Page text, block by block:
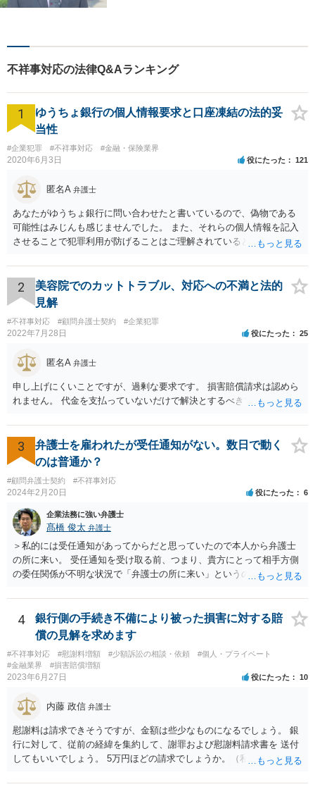
ごとに対応！まずは無料相談
にお越しください。【完全個
室対応】
不祥事対応の法律Q&Aランキング
1
ゆうちょ銀行の個人情報要求と口座凍結の法的妥
当性
#企業犯罪 #不祥事対応 #金融・保険業界
2020年6月3日 役にたった 121
匿名A 弁護士
あなたがゆうちょ銀行に問い合わせたと書いているので、偽物である
可能性はみじんも感じませんでした。 また、それらの個人情報を記入
させることで犯罪利用が防げることはご理解されているとおりです。
士に同意を求めているだけです。 最初の回答では分かりづらかったの
かもしれませんが、質問にわかりやすく答えると「法的に許される」
が答えになります。 補足でアドバイスしておきますと、今私に反論し
てきたその内容をゆうちょ銀行にぶつければいいとおもいます。 もっ
とも、ぶつけられたゆうちょ銀行があなたと契約するかは法律上ゆう
ちょ銀行の自由です。
2
美容院でのカットトラブル、対応への不満と法的
見解
#不祥事対応 #顧問弁護士契約 #企業犯罪
2022年7月28日 役にたった 25
匿名A 弁護士
申し上げにくいことですが、過剰な要求です。 損害賠償請求は認めら
れません。 代金を支払っていないだけで解決とするべきでしょう。
3
弁護士を雇われたが受任通知がない。数日で動く
のは普通か？
#顧問弁護士契約 #不祥事対応
2024年2月20日 役にたった 6
企業法務に強い弁護士
髙橋 俊太 弁護士
＞私的には受任通知があってからだと思っていたので本人から弁護士
の所に来い。 受任通知を受け取る前、つまり、貴方にとって相手方側
の委任関係が不明な状況で「弁護士の所に来い」というのは、さすが
絡がきますよね？ 通常はそのような初動となります。
4
銀行側の手続き不備により被った損害に対する賠
償の見解を求めます
#不祥事対応 #慰謝料増額 #少額訴訟の相談・依頼
#個人・プライベート
#金融業界
#損害賠償増額
2023年6月27日 役にたった 10
内藤 政信 弁護士
慰謝料は請求できそうですが、金額は些少なものになるでしょう。 銀
行に対して、従前の経緯を集約して、謝罪および慰謝料請求書を 送付
してもいいでしょう。 5万円ほどの請求でしょうか。（私見）